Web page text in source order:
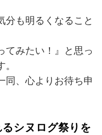
分も明るくなること
てみたい！』と思っ
同、心よりお待ち申
シヌログ祭りを